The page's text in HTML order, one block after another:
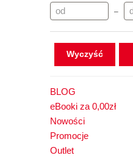
–
Wyczyść
BLOG
eBooki za 0,00zł
Nowości
Promocje
Outlet